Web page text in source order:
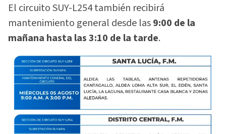
El circuito SUY-L254 también recibirá
mantenimiento general desde las9:00 de la
mañana hasta las 3:10 de la tarde.